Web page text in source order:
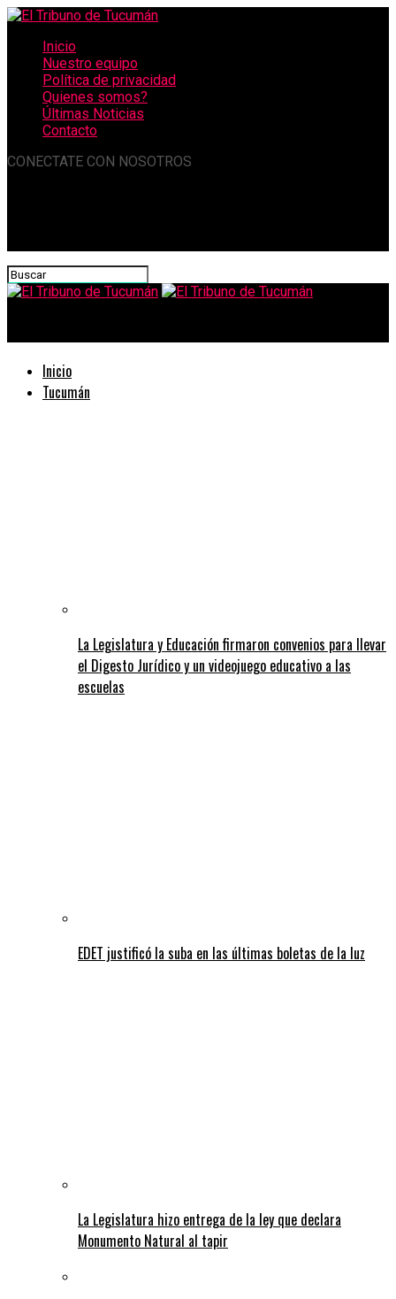
Inicio
Nuestro equipo
Política de privacidad
Quienes somos?
Últimas Noticias
Contacto
CONECTATE CON NOSOTROS
Inicio
Tucumán
La Legislatura y Educación firmaron convenios para llevar
el Digesto Jurídico y un videojuego educativo a las
escuelas
EDET justificó la suba en las últimas boletas de la luz
La Legislatura hizo entrega de la ley que declara
Monumento Natural al tapir